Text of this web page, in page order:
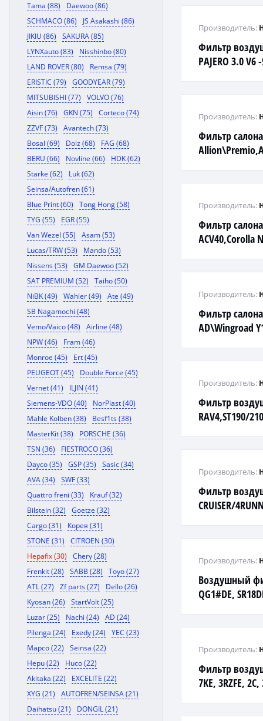
Tama (88)
Daewoo (86)
SCHMACO (86)
JS Asakashi (86)
JIKIU (86)
SAKURA (85)
LYNXauto (83)
Nisshinbo (80)
LAND ROVER (80)
Remsa (79)
ERISTIC (79)
GOODYEAR (79)
MITSUBISHI (77)
VOLVO (76)
Aisin (76)
GKN (75)
Corteco (74)
ZZVF (73)
Avantech (73)
Bosal (69)
Dolz (68)
FAG (68)
BERU (66)
Novline (66)
HDK (62)
Starke (62)
Luk (62)
Seinsa/Autofren (61)
Blue Print (60)
Tong Hong (58)
TYG (55)
EGR (55)
Van Wezel (55)
Asam (53)
Lucas/TRW (53)
Mando (53)
Nissens (53)
GM Daewoo (52)
SAT PREMIUM (52)
Taiho (50)
NiBK (49)
Wahler (49)
Ate (49)
SB Nagamochi (48)
Vemo/Vaico (48)
Airline (48)
NPW (46)
Fram (46)
Monroe (45)
Ert (45)
PEUGEOT (45)
Double Force (45)
Vernet (41)
ILJIN (41)
Siemens-VDO (40)
NorPlast (40)
Mahle Kolben (38)
Besf1ts (38)
MasterKit (38)
PORSCHE (36)
TSN (36)
FIESTROCO (36)
Dayco (35)
GSP (35)
Sasic (34)
AVA (34)
SWF (33)
Quattro freni (33)
Krauf (32)
Bilstein (32)
Goetze (32)
Cargo (31)
Корея (31)
STONE (31)
CITROEN (30)
Hepafix (30)
Chery (28)
Frenkit (28)
SABB (28)
Toyo (27)
ATL (27)
Zf parts (27)
Dello (26)
Kyosan (26)
StartVolt (25)
Luzar (25)
Nachi (24)
AD (24)
Pilenga (24)
Exedy (24)
YEC (23)
Mapco (22)
Seinsa (22)
Hepu (22)
Huco (22)
Akitaka (22)
EXCELITE (22)
XYG (21)
AUTOFREN/SEINSA (21)
Daihatsu (21)
DONGIL (21)
Фильтр
PAJERO 3.0 V6
Производитель:
Фильтр
Производитель:
Фильтр
ACV40,Corolla
Производитель:
Фильтр
AD\Wingroad
Производитель:
Фильтр
RAV4,ST190/
Производитель:
Фильтр
CRUISER/
Производитель:
Воздушный
QG1#DE,
Производитель:
Фильтр
7KE, 3RZFE,
Производитель: